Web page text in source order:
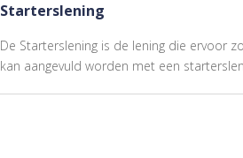
Starterslening
De Starterslening is de lening die ervoor
kan aangevuld worden met een